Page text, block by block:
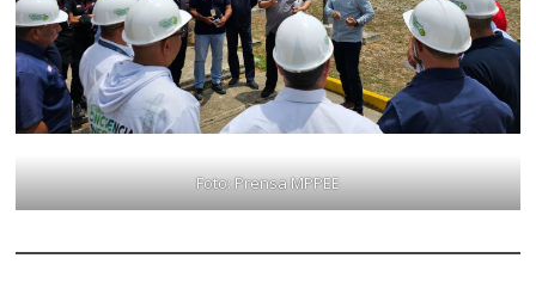
Foto: Prensa MPPEE